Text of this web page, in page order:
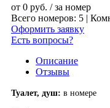
от 0 руб. / за номер
Всего номеров: 5 |
Оформить заявку
Есть вопросы?
Описание
Отзывы
Туалет, душ: в номере